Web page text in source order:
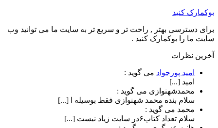
بوکمارک کنید
برای دسترسی بهتر , راحت تر و سریع تر به سایت ما می توانید وب
سایت ما را بوکمارک کنید .
آخرین نظرات
امید پورجواد می گوید :
امید [...]
محمدشهنوازی می گوید :
سلام بنده محمد شهنوازی فقط بوسیله ا [...]
محمد می گوید :
سلام تعداد کتاب۶در سایت زیاد نیست [...]